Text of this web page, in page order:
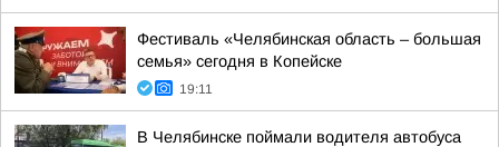
Фестиваль «Челябинская область – большая
семья» сегодня в Копейске
19:11
В Челябинске поймали водителя автобуса